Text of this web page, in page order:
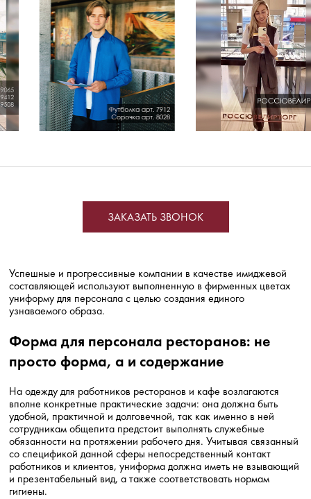
ЗАКАЗАТЬ ЗВОНОК
Успешные и прогрессивные компании в качестве имиджевой
составляющей используют выполненную в фирменных цветах
униформу для персонала с целью создания единого
узнаваемого образа.
Форма для персонала ресторанов: не
просто форма, а и содержание
На одежду для работников ресторанов и кафе возлагаются
вполне конкретные практические задачи: она должна быть
удобной, практичной и долговечной, так как именно в ней
сотрудникам общепита предстоит выполнять служебные
обязанности на протяжении рабочего дня. Учитывая связанный
со спецификой данной сферы непосредственный контакт
работников и клиентов, униформа должна иметь не взывающий
и презентабельный вид, а также соответствовать нормам
гигиены.